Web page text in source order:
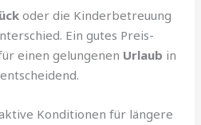
oder die Kinderbetreuung
Ein gutes Preis-
einen gelungenen Urlaub in
Konditionen für längere